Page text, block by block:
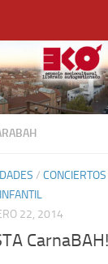
/
22, 2014